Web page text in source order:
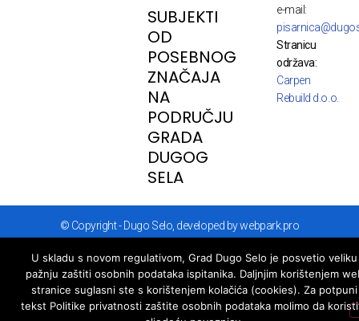
SUBJEKTI
OD
POSEBNOG
ZNAČAJA
NA
PODRUČJU
GRADA
DUGOG
SELA
e-mail:
Stranicu
održava:
Carpen
Rebuild d.o.o.
© Copyright - Dugo Selo, developed by webpark.pro
U skladu s novom regulativom, Grad Dugo Selo je posvetio veliku
pažnju zaštiti osobnih podataka ispitanika. Daljnjim korištenjem
stranice suglasni ste s korištenjem kolačića (cookies). Za potpuni
tekst Politike privatnosti zaštite osobnih podataka molimo da